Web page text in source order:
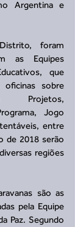
Argentina e
foram
as Equipes
que
oficinas sobre
Projetos,
Jogo
entre
de 2018 serão
regiões
são as
pela Equipe
Paz. Segundo